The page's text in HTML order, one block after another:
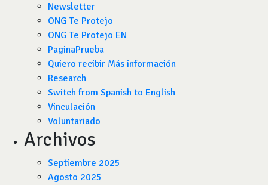
Newsletter
ONG Te Protejo
ONG Te Protejo EN
PaginaPrueba
Quiero recibir Más información
Research
Switch from Spanish to English
Vinculación
Voluntariado
Archivos
Septiembre 2025
Agosto 2025